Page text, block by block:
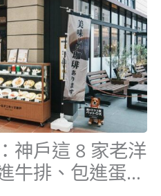
神戶這 8 家老洋
牛排、包進蛋包